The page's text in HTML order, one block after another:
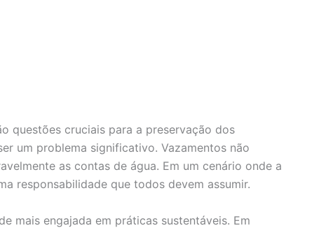
questões cruciais para a preservação dos
um problema significativo. Vazamentos não
as contas de água. Em um cenário onde a
responsabilidade que todos devem assumir.
mais engajada em práticas sustentáveis. Em